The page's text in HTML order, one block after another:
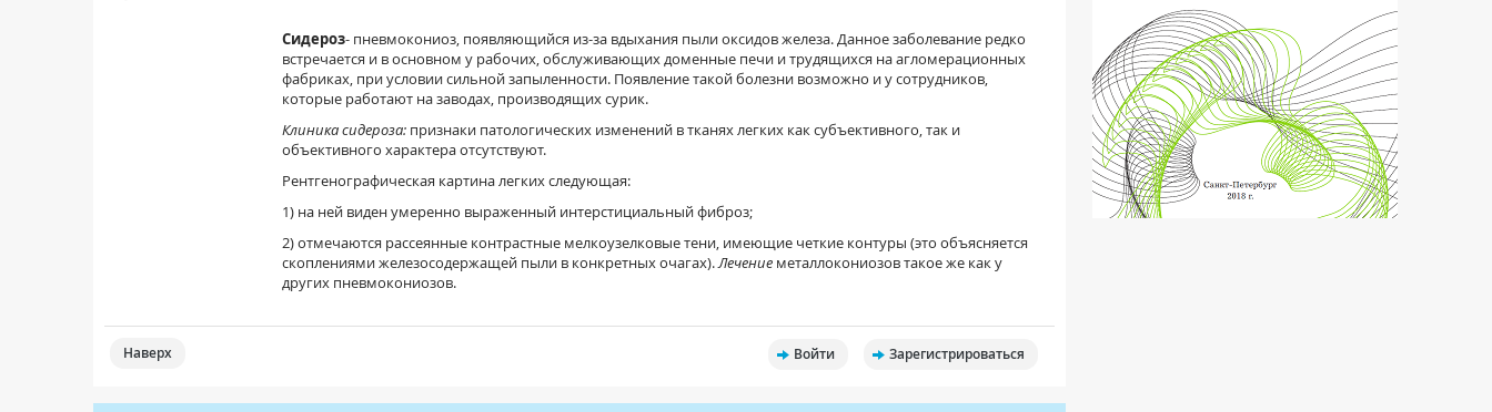
Сидероз- пневмокониоз, появляющийся из-за вдыхания пыли оксидов железа. Данное заболевание редко
встречается и в основном у рабочих, обслуживающих доменные печи и трудящихся на агломерационных
фабриках, при условии сильной запыленности. Появление такой болезни возможно и у сотрудников,
которые работают на заводах, производящих сурик.
Клиника сидероза: признаки патологических изменений в тканях легких как субъективного, так и
объективного характера отсутствуют.
Рентгенографическая картина легких следующая:
1) на ней виден умеренно выраженный интерстициальный фиброз;
2) отмечаются рассеянные контрастные мелкоузелковые тени, имеющие четкие контуры (это объясняется
скоплениями железосодержащей пыли в конкретных очагах).Лечение металлокониозов такое же как у
других пневмокониозов.
Наверх Войти Зарегистрироваться